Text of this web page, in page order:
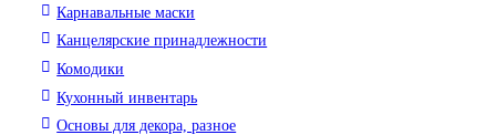
Карнавальные маски
Канцелярские принадлежности
Комодики
Кухонный инвентарь
Основы для декора, разное